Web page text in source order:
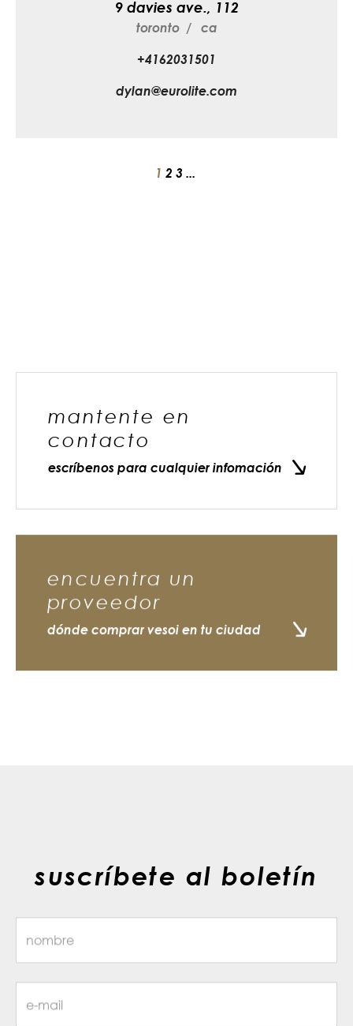
9 davies ave., 112
toronto
ca
+4162031501
dylan@eurolite.com
1 2 3 ...
mantente en
contacto
escríbenos para cualquier infomación
encuentra un
proveedor
dónde comprar vesoi en tu ciudad
suscríbete al boletín